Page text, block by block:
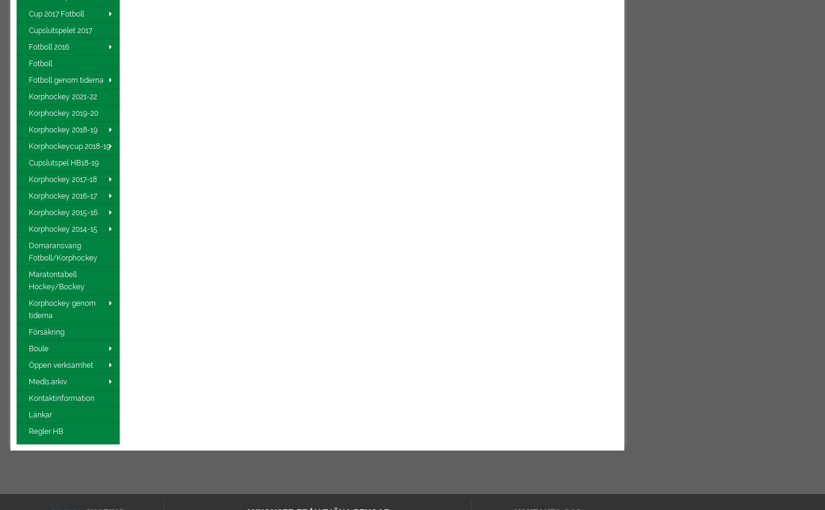
Cup 2017 Fotboll
Cupslutspelet 2017
Fotboll 2016
Fotboll
Fotboll genom tiderna
Korphockey 2021-22
Korphockey 2019-20
Korphockey 2018-19
Korphockeycup 2018-19
Cupslutspel HB18-19
Korphockey 2017-18
Korphockey 2016-17
Korphockey 2015-16
Korphockey 2014-15
Domaransvarig
Fotboll/Korphockey
Maratontabell
Hockey/Bockey
Korphockey genom
tiderna
Försäkring
Boule
Öppen verksamhet
Medls.arkiv
Kontaktinformation
Länkar
Regler HB